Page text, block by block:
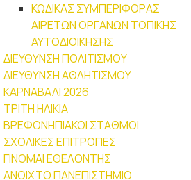
ΚΩΔΙΚΑΣ ΣΥΜΠΕΡΙΦΟΡΑΣ
ΑΙΡΕΤΩΝ ΟΡΓΑΝΩΝ ΤΟΠΙΚΗΣ
ΑΥΤΟΔΙΟΙΚΗΣΗΣ
ΔΙΕΥΘΥΝΣΗ ΠΟΛΙΤΙΣΜΟΥ
ΔΙΕΥΘΥΝΣΗ ΑΘΛΗΤΙΣΜΟΥ
ΚΑΡΝΑΒΑΛΙ 2026
ΤΡΙΤΗ ΗΛΙΚΙΑ
ΒΡΕΦΟΝΗΠΙΑΚΟΙ ΣΤΑΘΜΟΙ
ΣΧΟΛΙΚΕΣ ΕΠΙΤΡΟΠΕΣ
ΓΙΝΟΜΑΙ ΕΘΕΛΟΝΤΗΣ
ΑΝΟΙΧΤΟ ΠΑΝΕΠΙΣΤΗΜΙΟ